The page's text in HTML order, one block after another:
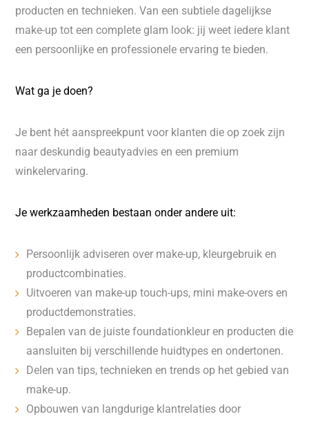
producten en technieken. Van een subtiele dagelijkse
make-up tot een complete glam look: jij weet iedere klant
een persoonlijke en professionele ervaring te bieden.
Wat ga je doen?
Je bent hét aanspreekpunt voor klanten die op zoek zijn
naar deskundig beautyadvies en een premium
winkelervaring.
Je werkzaamheden bestaan onder andere uit:
Persoonlijk adviseren over make-up, kleurgebruik en
productcombinaties.
Uitvoeren van make-up touch-ups, mini make-overs en
productdemonstraties.
Bepalen van de juiste foundationkleur en producten die
aansluiten bij verschillende huidtypes en ondertonen.
Delen van tips, technieken en trends op het gebied van
make-up.
Opbouwen van langdurige klantrelaties door